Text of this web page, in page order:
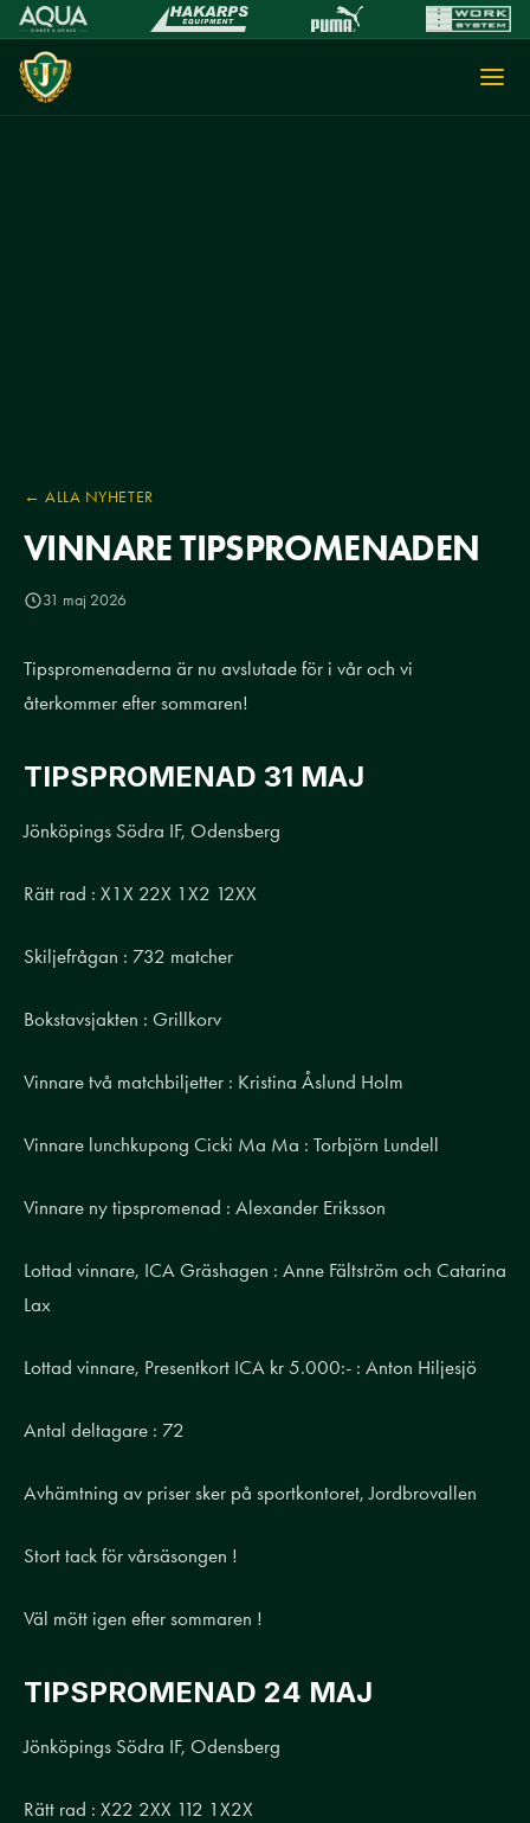
← ALLA NYHETER
VINNARE TIPSPROMENADEN
31 maj 2026
Tipspromenaderna är nu avslutade för i vår och vi
återkommer efter sommaren!
TIPSPROMENAD 31 MAJ
Jönköpings Södra IF, Odensberg
Rätt rad : X1X 22X 1X2 12XX
Skiljefrågan : 732 matcher
Bokstavsjakten : Grillkorv
Vinnare två matchbiljetter : Kristina Åslund Holm
Vinnare lunchkupong Cicki Ma Ma : Torbjörn Lundell
Vinnare ny tipspromenad : Alexander Eriksson
Lottad vinnare, ICA Gräshagen : Anne Fältström och Catarina
Lax
Lottad vinnare, Presentkort ICA kr 5.000:- : Anton Hiljesjö
Antal deltagare : 72
Avhämtning av priser sker på sportkontoret, Jordbrovallen
Stort tack för vårsäsongen !
Väl mött igen efter sommaren !
TIPSPROMENAD 24 MAJ
Jönköpings Södra IF, Odensberg
Rätt rad : X22 2XX 112 1X2X